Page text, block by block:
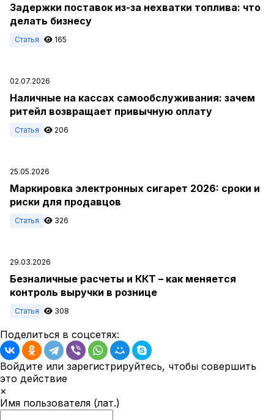
Задержки поставок из-за нехватки топлива: что
делать бизнесу
Статья 165
02.07.2026
Наличные на кассах самообслуживания: зачем
ритейл возвращает привычную оплату
Статья 206
25.05.2026
Маркировка электронных сигарет 2026: сроки и
риски для продавцов
Статья 326
29.03.2026
Безналичные расчеты и ККТ – как меняется
контроль выручки в рознице
Статья 308
Поделиться в соцсетях:
Войдите или зарегистрируйтесь, чтобы совершить
это действие
×
Имя пользователя (лат.)